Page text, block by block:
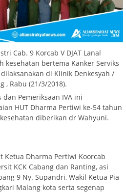
Cab. 9 Korcab V DJAT Lanal
kesehatan bertema Kanker Serviks
di Klinik Denkesyah /
, Rabu (21/3/2018).
dan Pemeriksaan IVA ini
HUT Dharma Pertiwi ke-54 tahun
diberikan dr Wahyuni.
Ketua Dharma Pertiwi Koorcab
KCK Cabang dan Ranting, asi
9 Ny. Supandri, Wakil Ketua Pia
Malang kota serta segenap